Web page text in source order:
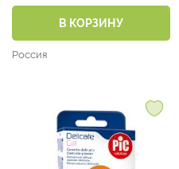
В КОРЗИНУ
Россия